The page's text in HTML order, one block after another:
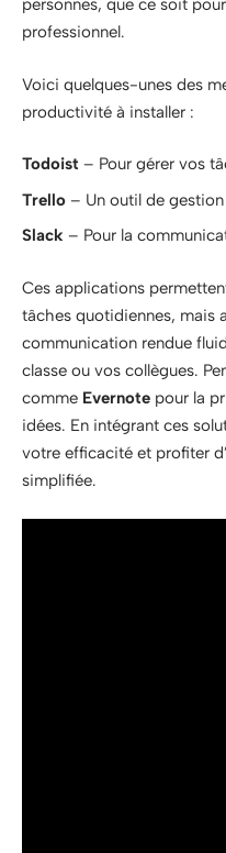
personnes, que ce soit
professionnel.
Voici quelques-unes des
productivité à installer :
Todoist – Pour gérer vos
Trello – Un outil de
Slack – Pour la
Ces applications
tâches quotidiennes, mais
communication rendue
classe ou vos collègues.
comme Evernote pour la
idées. En intégrant ces
votre efficacité et profiter
simplifiée.